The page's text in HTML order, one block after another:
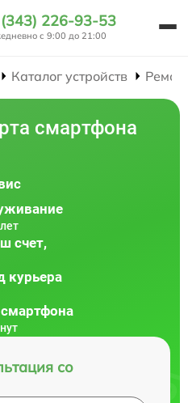
226-93-53
с 9:00 до 21:00
Каталог устройств
смартфона
счет,
курьера
со